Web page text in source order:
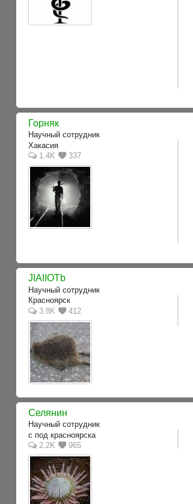
Горняк
Научный сотрудник
Хакасия
1.4K
337
JIAIIOTb
Научный сотрудник
Красноярск
3.8K
412
Селянин
Научный сотрудник
с под красноярска
2.2K
965